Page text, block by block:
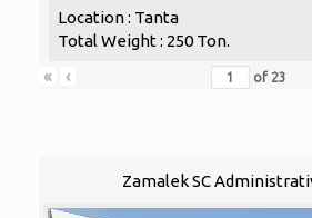
Location : Tanta
Total Weight : 250 Ton.
«
‹ of 23
Zamalek SC